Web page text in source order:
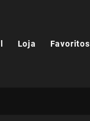
Loja Favoritos